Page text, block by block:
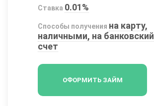
Ставка 0.01%
Способы получения на карту,
наличными, на банковский
счет
ОФОРМИТЬ ЗАЙМ